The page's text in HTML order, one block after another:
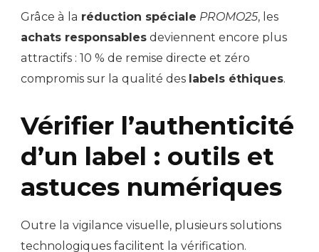
Grâce à la réduction spéciale PROMO25, les
achats responsables deviennent encore plus
attractifs : 10 % de remise directe et zéro
compromis sur la qualité des labels éthiques.
Vérifier l’authenticité
d’un label : outils et
astuces numériques
Outre la vigilance visuelle, plusieurs solutions
technologiques facilitent la vérification.